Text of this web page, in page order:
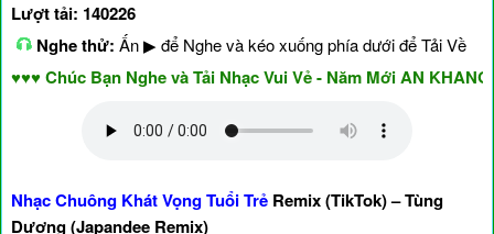
Lượt tải: 140226
Nghe thử: Ấn ▶ để Nghe và kéo xuống phía dưới để Tải Về
Chúc Bạn Nghe và Tải Nhạc Vui Vẻ - Năm Mới AN KHANG &
Nhạc Chuông Khát Vọng Tuổi Trẻ Remix (TikTok) – Tùng
Dương (Japandee Remix)